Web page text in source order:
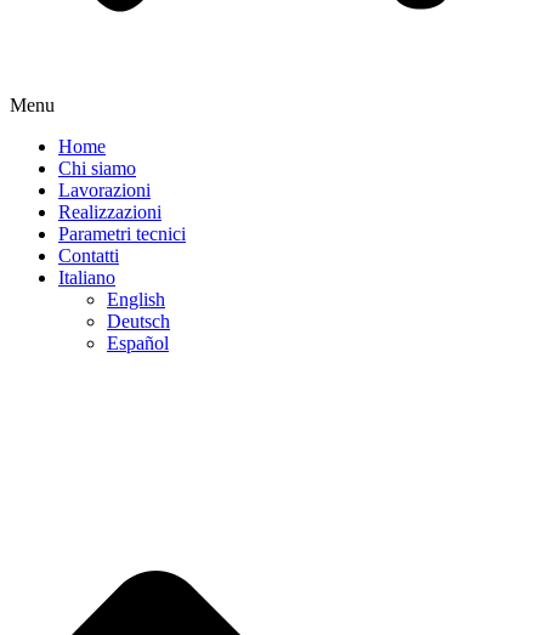
Menu
Home
Chi siamo
Lavorazioni
Realizzazioni
Parametri tecnici
Contatti
Italiano
English
Deutsch
Español